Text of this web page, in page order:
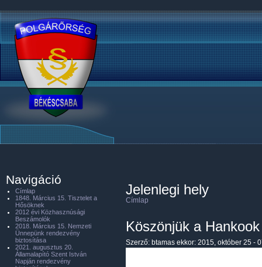
Jelenlegi hely
Címlap
Köszönjük a
Szerző: btamas ekkor: 2015, október 25 -
Navigáció
Címlap
1848. Március 15. Tisztelet a
Hősöknek
2012 évi Közhasznúsági
Beszámolók
2018. Március 15. Nemzeti
Ünnepünk rendezvény
biztosítása
2021. augusztus 20.
Államalapító Szent István
Napján rendezvény